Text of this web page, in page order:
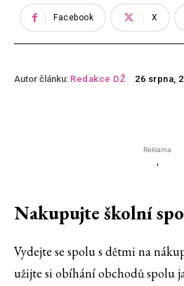
Facebook X
Autor článku: Redakce DŽ 26 srpna,
Reklama
'
Nakupujte školní
Vydejte se spolu s dětmi na
užijte si obíhání obchodů spolu